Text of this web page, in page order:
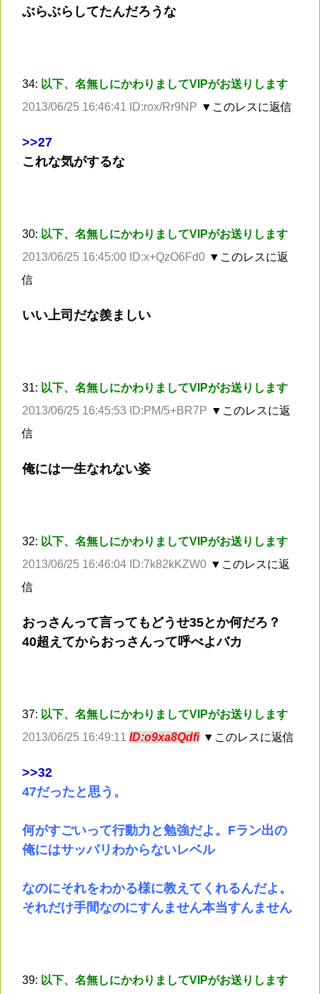
ぶらぶらしてたんだろうな
34: 以下、名無しにかわりましてVIPがお送りします
2013/06/25 16:46:41 ID:rox/Rr9NP ▼このレスに返信
>>27
これな気がするな
30: 以下、名無しにかわりましてVIPがお送りします
2013/06/25 16:45:00 ID:x+QzO6Fd0 ▼このレスに返
信
いい上司だな羨ましい
31: 以下、名無しにかわりましてVIPがお送りします
2013/06/25 16:45:53 ID:PM/5+BR7P ▼このレスに返
信
俺には一生なれない姿
32: 以下、名無しにかわりましてVIPがお送りします
2013/06/25 16:46:04 ID:7k82kKZW0 ▼このレスに返
信
おっさんって言ってもどうせ35とか何だろ？
40超えてからおっさんって呼べよバカ
37: 以下、名無しにかわりましてVIPがお送りします
2013/06/25 16:49:11 ID:o9xa8Qdfi ▼このレスに返信
>>32
47だったと思う。
何がすごいって行動力と勉強だよ。Fラン出の
俺にはサッパリわからないレベル
なのにそれをわかる様に教えてくれるんだよ。
それだけ手間なのにすんません本当すんません
39: 以下、名無しにかわりましてVIPがお送りします